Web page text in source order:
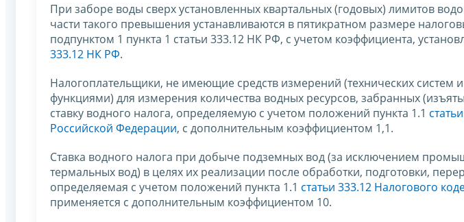
При заборе воды сверх установленных квартальных (годовых) лимитов
части такого превышения устанавливаются в пятикратном размере
подпунктом 1 пункта 1 статьи 333.12 НК РФ, с учетом коэффициента,
333.12 НК РФ.
Налогоплательщики, не имеющие средств измерений (технических систем
функциями) для измерения количества водных ресурсов, забранных
ставку водного налога, определяемую с учетом положений пункта 1.1
Российской Федерации, с дополнительным коэффициентом 1,1.
Ставка водного налога при добыче подземных вод (за исключением
термальных вод) в целях их реализации после обработки, подготовки,
определяемая с учетом положений пункта 1.1 статьи 333.12 Налогового
применяется с дополнительным коэффициентом 10.